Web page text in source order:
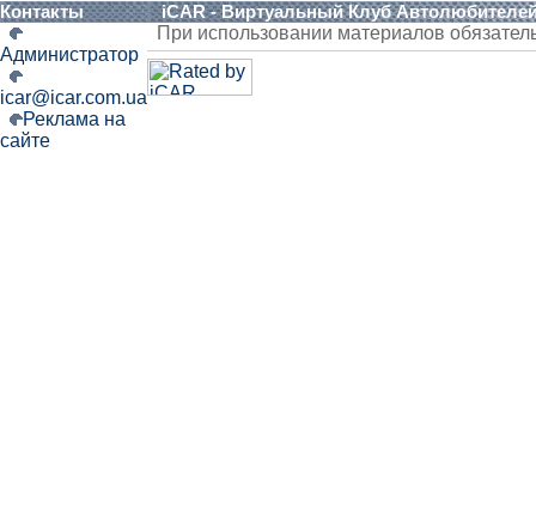
Контакты iCAR - Виртуальный Клуб
Администратор
icar@icar.com.ua
Реклама на
сайте
При использовании материалов